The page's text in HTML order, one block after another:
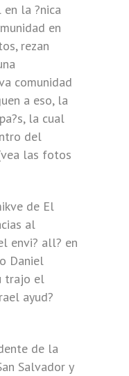
la ?nica
en
rezan
comunidad
a eso, la
la cual
del
las fotos
de El
al
envi? all? en
Daniel
trajo el
ayud?
de la
Salvador y